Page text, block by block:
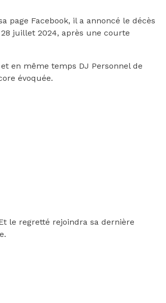
page Facebook, il a annoncé le décès
juillet 2024, après une courte
et en même temps DJ Personnel de
évoquée.
le regretté rejoindra sa dernière